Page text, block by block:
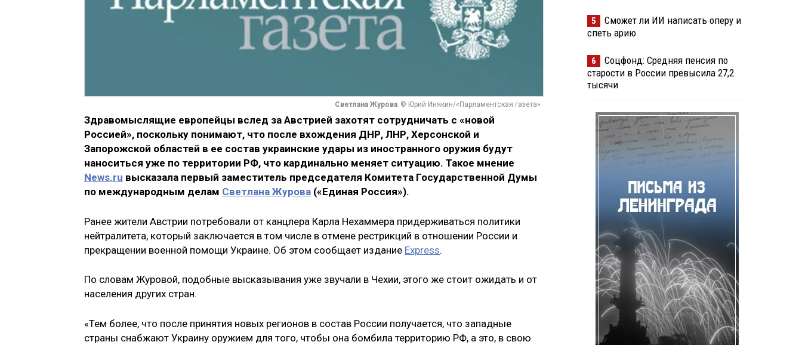
Светлана Журова © Юрий Инякин/«Парламентская газета»
Здравомыслящие европейцы вслед за Австрией захотят сотрудничать с «новой
Россией», поскольку понимают, что после вхождения ДНР, ЛНР, Херсонской и
Запорожской областей в ее состав украинские удары из иностранного оружия будут
наноситься уже по территории РФ, что кардинально меняет ситуацию. Такое мнение
News.ru высказала первый заместитель председателя Комитета Государственной Думы
по международным делам Светлана Журова («Единая Россия»).
Ранее жители Австрии потребовали от канцлера Карла Нехаммера придерживаться политики
нейтралитета, который заключается в том числе в отмене рестрикций в отношении России и
прекращении военной помощи Украине. Об этом сообщает издание Express.
По словам Журовой, подобные высказывания уже звучали в Чехии, этого же стоит ожидать и от
населения других стран.
«Тем более, что после принятия новых регионов в состав России получается, что западные
страны снабжают Украину оружием для того, чтобы она бомбила территорию РФ, а это, в свою
5
Сможет ли ИИ написать оперу и
спеть арию
6
Соцфонд: Средняя пенсия по
старости в России превысила 27,2
тысячи